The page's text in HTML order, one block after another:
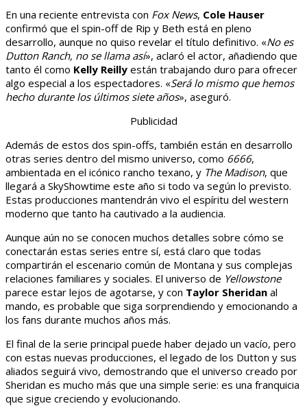
En una reciente entrevista con Fox News, Cole Hauser
confirmó que el spin-off de Rip y Beth está en pleno
desarrollo, aunque no quiso revelar el título definitivo. «No es
Dutton Ranch, no se llama así», aclaró el actor, añadiendo que
tanto él como Kelly Reilly están trabajando duro para ofrecer
algo especial a los espectadores. «Será lo mismo que hemos
hecho durante los últimos siete años», aseguró.
Publicidad
Además de estos dos spin-offs, también están en desarrollo
otras series dentro del mismo universo, como 6666,
ambientada en el icónico rancho texano, y The Madison, que
llegará a SkyShowtime este año si todo va según lo previsto.
Estas producciones mantendrán vivo el espíritu del western
moderno que tanto ha cautivado a la audiencia.
Aunque aún no se conocen muchos detalles sobre cómo se
conectarán estas series entre sí, está claro que todas
compartirán el escenario común de Montana y sus complejas
relaciones familiares y sociales. El universo de Yellowstone
parece estar lejos de agotarse, y con Taylor Sheridan al
mando, es probable que siga sorprendiendo y emocionando a
los fans durante muchos años más.
El final de la serie principal puede haber dejado un vacío, pero
con estas nuevas producciones, el legado de los Dutton y sus
aliados seguirá vivo, demostrando que el universo creado por
Sheridan es mucho más que una simple serie: es una franquicia
que sigue creciendo y evolucionando.